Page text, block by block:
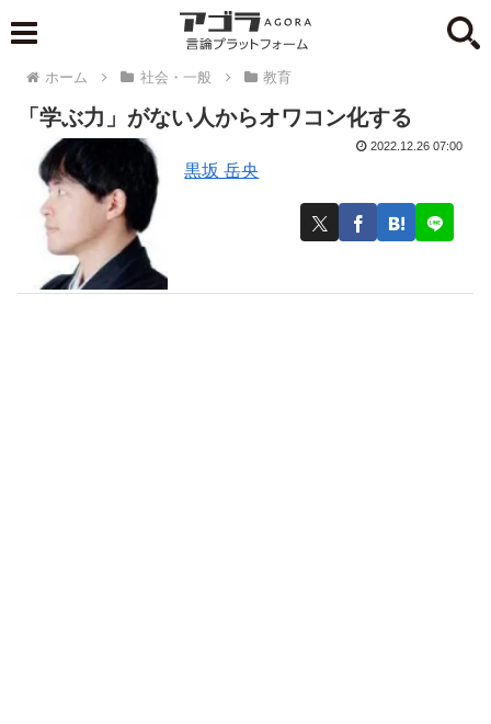
ホーム 社会・一般 教育
「学ぶ力」がない人からオワコン化する
黒坂 岳央
2022.12.26 07:00